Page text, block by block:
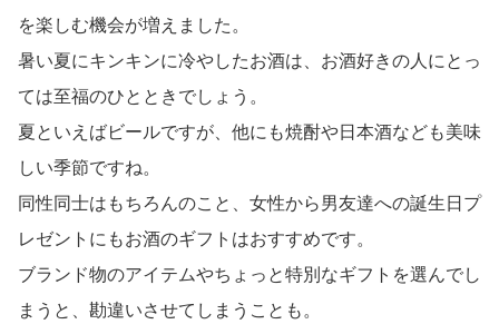
を楽しむ機会が増えました。
暑い夏にキンキンに冷やしたお酒は、お酒好きの人にとっ
ては至福のひとときでしょう。
夏といえばビールですが、他にも焼酎や日本酒なども美味
しい季節ですね。
同性同士はもちろんのこと、女性から男友達への誕生日プ
レゼントにもお酒のギフトはおすすめです。
ブランド物のアイテムやちょっと特別なギフトを選んでし
まうと、勘違いさせてしまうことも。